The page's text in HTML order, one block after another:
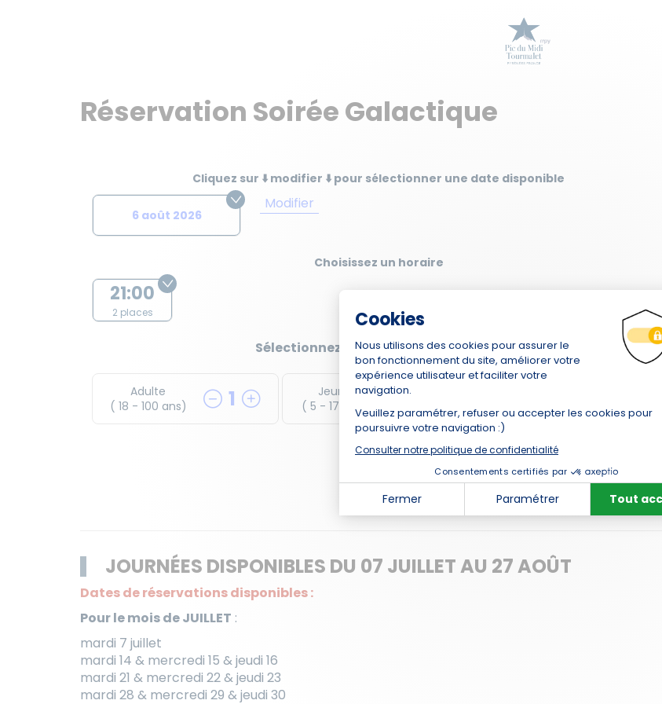
Réservation Soirée Galactique
Cliquez sur ⬇️ modifier ⬇️ pour sélectionner une date disponible
6 août 2026
Modifier
Choisissez un horaire
21:00
2 places
Sélectionnez le nombre de personnes
Adulte
( 18 - 100 ans)
1
Jeune
( 5 - 17 ans)
JOURNÉES DISPONIBLES DU 07 JUILLET AU 27 AOÛT
Dates de réservations disponibles :
Pour le mois de JUILLET :
mardi 7 juillet
mardi 14 & mercredi 15 & jeudi 16
mardi 21 & mercredi 22 & jeudi 23
mardi 28 & mercredi 29 & jeudi 30